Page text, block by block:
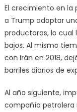
El crecimiento en la
a Trump adoptar
productoras, lo cual
bajos. Al mismo
con Irán en 2018,
barriles diarios de
Al año siguiente,
compañía petrolera